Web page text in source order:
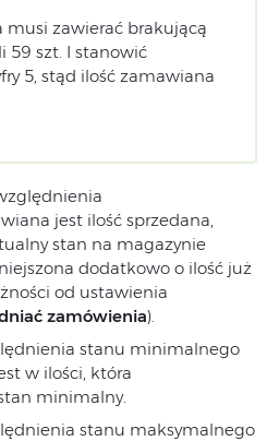
musi zawierać brakującą
59 szt. I stanowić
5, stąd ilość zamawiana
jest ilość sprzedana,
stan na magazynie
dodatkowo o ilość już
od ustawienia
zamówienia).
stanu minimalnego
w ilości, która
minimalny.
stanu maksymalnego